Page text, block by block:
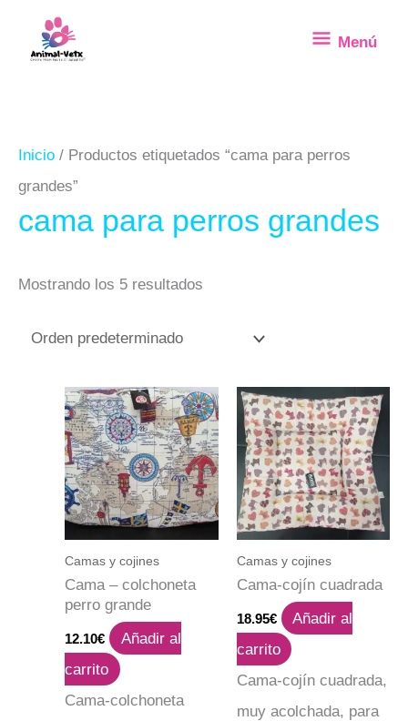
Menú
Inicio / Productos etiquetados “cama para perros
grandes”
cama para perros grandes
Mostrando los 5 resultados
Camas y cojines
Cama – colchoneta
perro grande
12.10€
Añadir al
carrito
Cama-colchoneta
Camas y cojines
Cama-cojín cuadrada
18.95€
Añadir al
carrito
Cama-cojín cuadrada,
muy acolchada, para